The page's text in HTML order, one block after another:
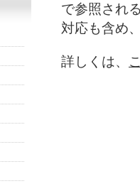
で参照され
対応も含め
詳しくは、